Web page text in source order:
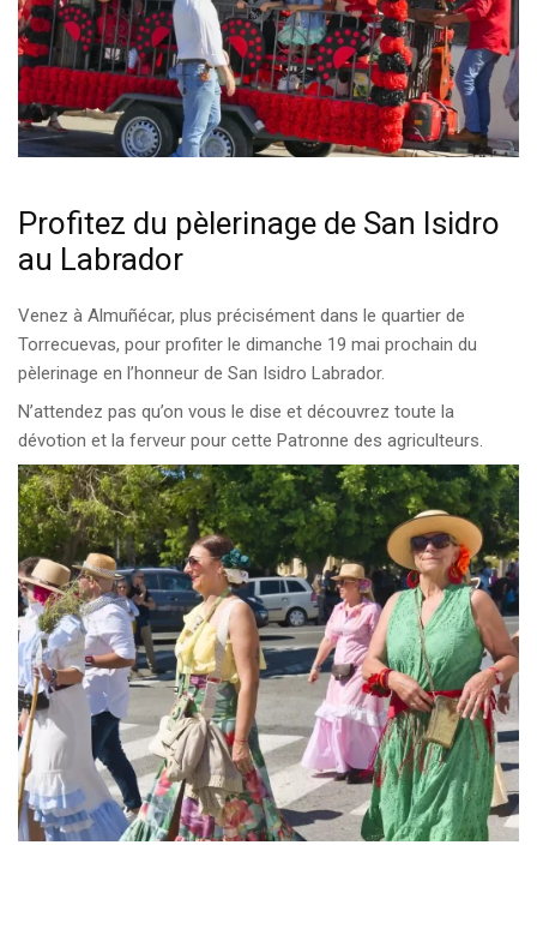
Profitez du pèlerinage de San Isidro
au Labrador
Venez à Almuñécar, plus précisément dans le quartier de
Torrecuevas, pour profiter le dimanche 19 mai prochain du
pèlerinage en l’honneur de San Isidro Labrador.
N’attendez pas qu’on vous le dise et découvrez toute la
dévotion et la ferveur pour cette Patronne des agriculteurs.